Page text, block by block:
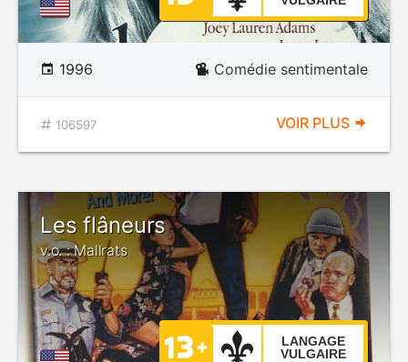
1996 Comédie sentimentale
106597 VOIR PLUS
Les flâneurs
v.o. : Mallrats
LANGAGE
VULGAIRE